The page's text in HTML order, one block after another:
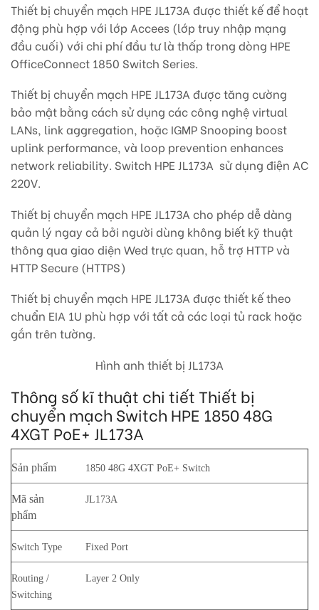
Thiết bị chuyển mạch HPE JL173A được thiết kế để hoạt
động phù hợp với lớp Accees (lớp truy nhập mạng
đầu cuối) với chi phí đầu tư là thấp trong dòng HPE
OfficeConnect 1850 Switch Series.
Thiết bị chuyển mạch HPE JL173A được tăng cường
bảo mật bằng cách sử dụng các công nghệ virtual
LANs, link aggregation, hoặc IGMP Snooping boost
uplink performance, và loop prevention enhances
network reliability. Switch HPE JL173A ​ sử dụng điện AC
220V.
Thiết bị chuyển mạch HPE JL173A cho phép dễ dàng
quản lý ngay cả bởi người dùng không biết kỹ thuật
thông qua giao diện Wed trực quan, hỗ trợ HTTP và
HTTP Secure (HTTPS)
Thiết bị chuyển mạch HPE JL173A được thiết kế theo
chuẩn EIA 1U phù hợp với tất cả các loại tủ rack hoặc
gắn trên tường.
Hình anh thiết bị JL173A
Thông số kĩ thuật chi tiết Thiết bị
chuyển mạch Switch HPE 1850 48G
4XGT PoE+ JL173A
Sản phẩm 1850 48G 4XGT PoE+ Switch
Mã sản
phẩm
JL173A
Switch Type Fixed Port
Routing /
Switching
Layer 2 Only